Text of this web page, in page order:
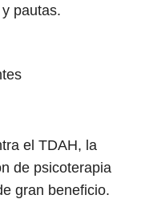
pautas.
el TDAH, la
de psicoterapia
gran beneficio.